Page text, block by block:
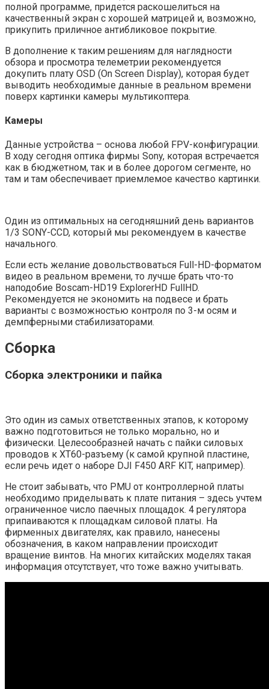
полной программе, придется раскошелиться на
качественный экран с хорошей матрицей и, возможно,
прикупить приличное антибликовое покрытие.
В дополнение к таким решениям для наглядности
обзора и просмотра телеметрии рекомендуется
докупить плату OSD (On Screen Display), которая будет
выводить необходимые данные в реальном времени
поверх картинки камеры мультикоптера.
Камеры
Данные устройства – основа любой FPV-конфигурации.
В ходу сегодня оптика фирмы Sony, которая встречается
как в бюджетном, так и в более дорогом сегменте, но
там и там обеспечивает приемлемое качество картинки.
Один из оптимальных на сегодняшний день вариантов
1/3 SONY-CCD, который мы рекомендуем в качестве
начального.
Если есть желание довольствоваться Full-HD-форматом
видео в реальном времени, то лучше брать что-то
наподобие Boscam-HD19 ExplorerHD FullHD.
Рекомендуется не экономить на подвесе и брать
варианты с возможностью контроля по 3-м осям и
демпферными стабилизаторами.
Сборка
Сборка электроники и пайка
Это один из самых ответственных этапов, к которому
важно подготовиться не только морально, но и
физически. Целесообразней начать с пайки силовых
проводов к XT60-разъему (к самой крупной пластине,
если речь идет о наборе DJI F450 ARF KIT, например).
Не стоит забывать, что PMU от контроллерной платы
необходимо приделывать к плате питания – здесь учтем
ограниченное число паечных площадок. 4 регулятора
припаиваются к площадкам силовой платы. На
фирменных двигателях, как правило, нанесены
обозначения, в каком направлении происходит
вращение винтов. На многих китайских моделях такая
информация отсутствует, что тоже важно учитывать.